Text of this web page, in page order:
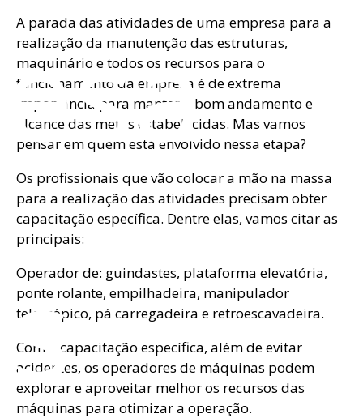
A parada das atividades de uma empresa para a
realização da manutenção das estruturas,
maquinário e todos os recursos para o
funcionamento da empresa é de extrema
importância para manter o bom andamento e
alcance das metas estabelecidas. Mas vamos
pensar em quem está envolvido nessa etapa?
Os profissionais que vão colocar a mão na massa
para a realização das atividades precisam obter
capacitação específica. Dentre elas, vamos citar as
principais:
Operador de: guindastes, plataforma elevatória,
ponte rolante, empilhadeira, manipulador
telescópico, pá carregadeira e retroescavadeira.
Com a capacitação específica, além de evitar
acidentes, os operadores de máquinas podem
explorar e aproveitar melhor os recursos das
máquinas para otimizar a operação.